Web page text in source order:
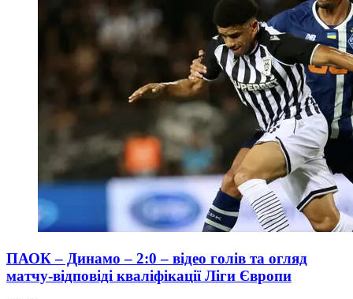
ПАОК – Динамо – 2:0 – відео голів та огляд
матчу-відповіді кваліфікації Ліги Європи